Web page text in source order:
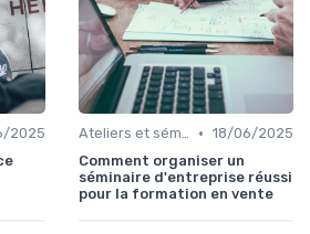
2025
Ateliers et séminaires • 18/06/2025
Comment organiser un
séminaire d'entreprise réussi
pour la formation en vente